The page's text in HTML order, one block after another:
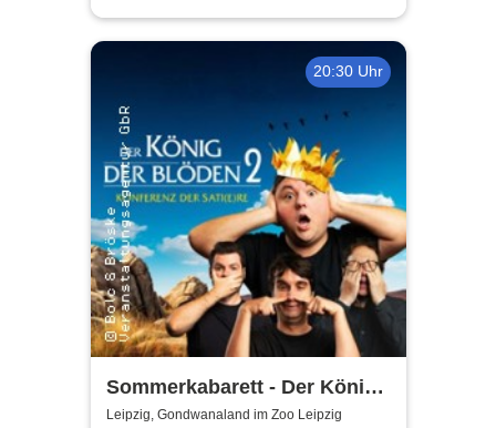
20:30 Uhr
Sommerkabarett - Der König
der Blöden 2 | Central
Leipzig, Gondwanaland im Zoo Leipzig